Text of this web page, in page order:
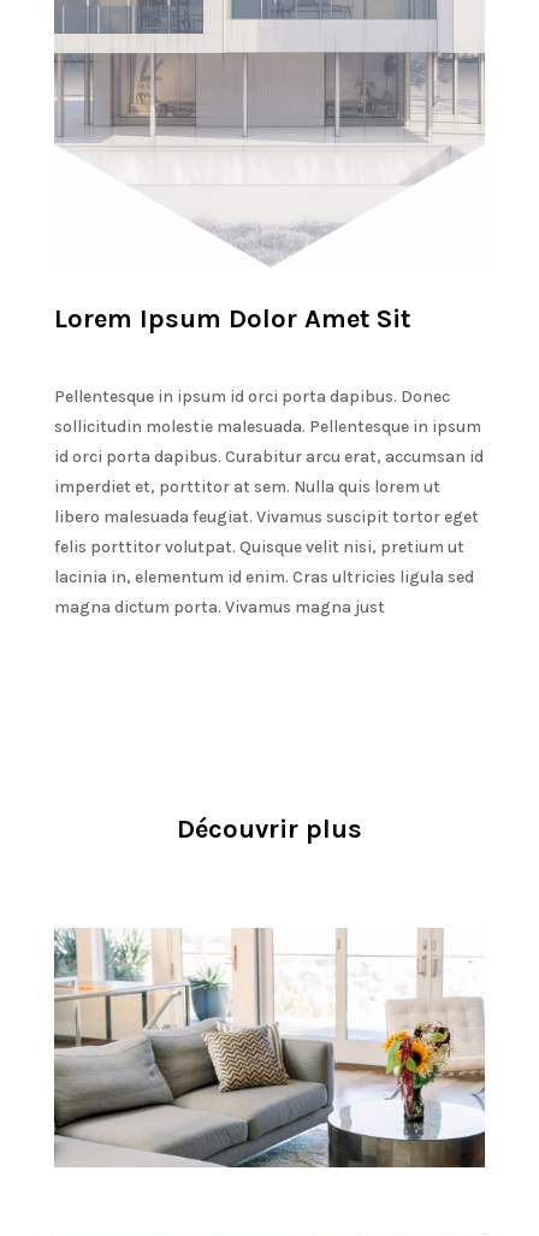
Lorem Ipsum Dolor Amet Sit
Pellentesque in ipsum id orci porta dapibus. Donec
sollicitudin molestie malesuada. Pellentesque in ipsum
id orci porta dapibus. Curabitur arcu erat, accumsan id
imperdiet et, porttitor at sem. Nulla quis lorem ut
libero malesuada feugiat. Vivamus suscipit tortor eget
felis porttitor volutpat. Quisque velit nisi, pretium ut
lacinia in, elementum id enim. Cras ultricies ligula sed
magna dictum porta. Vivamus magna just
Découvrir plus